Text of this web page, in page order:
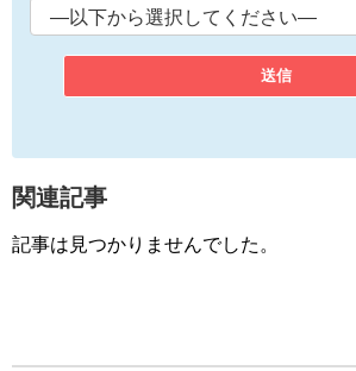
関連記事
記事は見つかりませんでした。